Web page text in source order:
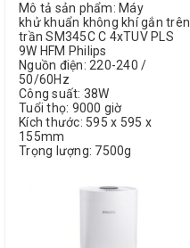
Mô tả sản phẩm: Máy
khử khuẩn không khí gắn trên
trần SM345C C 4xTUV PLS
9W HFM Philips
Nguồn điện: 220-240 /
50/60Hz
Công suất: 38W
Tuổi thọ: 9000 giờ
Kích thước: 595 x 595 x
155mm
Trọng lượng: 7500g